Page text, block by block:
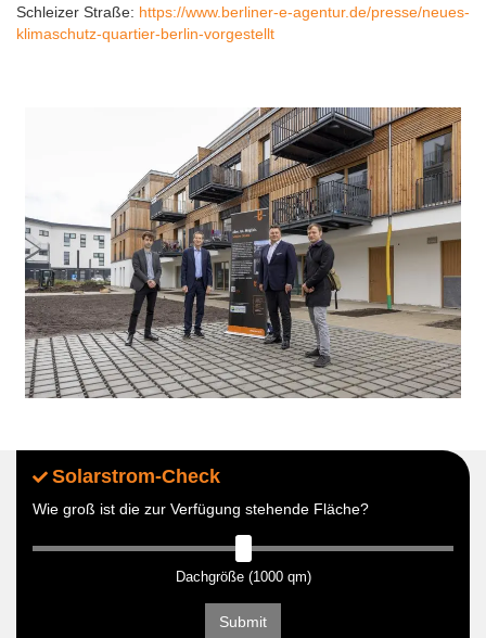
Schleizer Straße: https://www.berliner-e-agentur.de/presse/neues-
klimaschutz-quartier-berlin-vorgestellt
Solarstrom-Check
Wie groß ist die zur Verfügung stehende Fläche?
Dachgröße (1000 qm)
Submit